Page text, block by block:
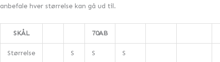
anbefale hver størrelse kan gå ud til.
SKÅL 70AB
Størrelse S S S